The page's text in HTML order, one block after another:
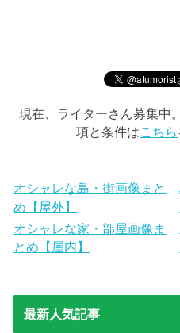
現在、ライターさん募集中
項と条件はこちら
オシャレな島・街画像まと
め【屋外】
オシャレな家・部屋画像ま
とめ【屋内】
最新人気記事